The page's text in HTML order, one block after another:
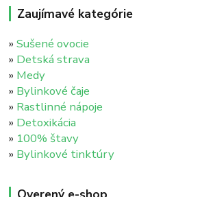
Zaujímavé kategórie
»Sušené ovocie
» Detská strava
» Medy
» Bylinkové čaje
» Rastlinné nápoje
» Detoxikácia
» 100% štavy
» Bylinkové tinktúry